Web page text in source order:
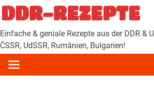
Zum
Inhalt
springen
DDR-REZEPTE
Einfache & geniale Rezepte aus der DDR &
ČSSR, UdSSR, Rumänien, Bulgarien!